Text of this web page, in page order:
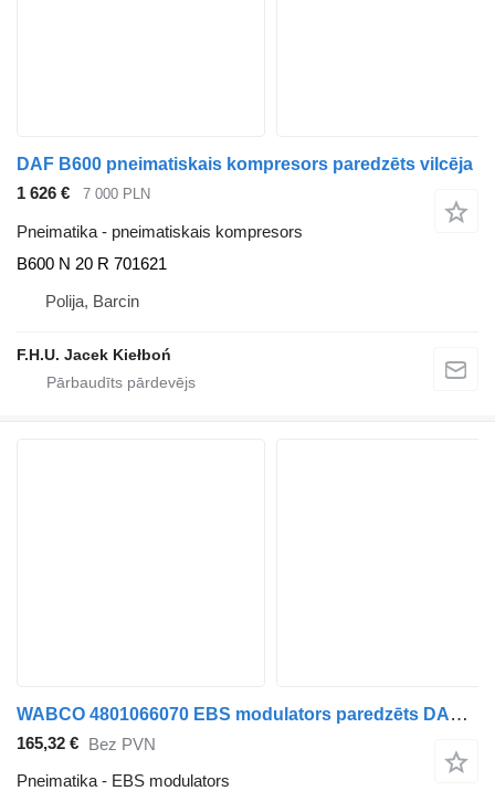
DAF B600 pneimatiskais kompresors paredzēts vilcēja
1 626 €
7 000 PLN
Pneimatika - pneimatiskais kompresors
B600 N 20 R 701621
Polija, Barcin
F.H.U. Jacek Kiełboń
WABCO 4801066070 EBS modulators paredzēts DAF XF106 vilcēja
165,32 € Bez PVN
Pneimatika - EBS modulators